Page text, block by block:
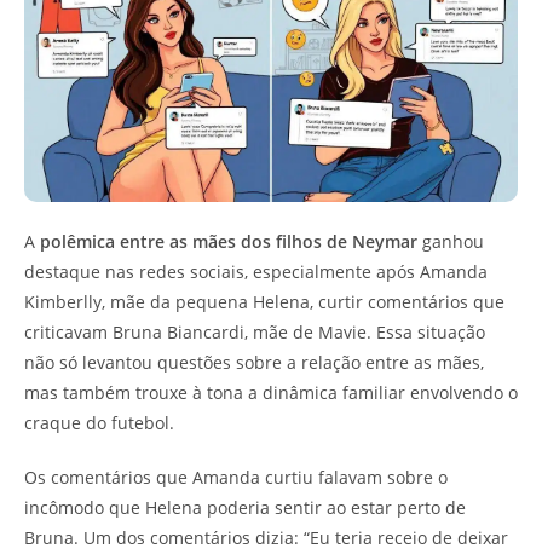
A polêmica entre as mães dos filhos de Neymar ganhou
destaque nas redes sociais, especialmente após Amanda
Kimberlly, mãe da pequena Helena, curtir comentários que
criticavam Bruna Biancardi, mãe de Mavie. Essa situação
não só levantou questões sobre a relação entre as mães,
mas também trouxe à tona a dinâmica familiar envolvendo o
craque do futebol.
Os comentários que Amanda curtiu falavam sobre o
incômodo que Helena poderia sentir ao estar perto de
Bruna. Um dos comentários dizia: “Eu teria receio de deixar